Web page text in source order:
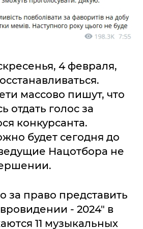
4 февраля,
массово пишут, что
отдать голос за
конкурсанта.
будет сегодня до
Нацотбора не
за право представить
- 2024" в
11 музыкальных